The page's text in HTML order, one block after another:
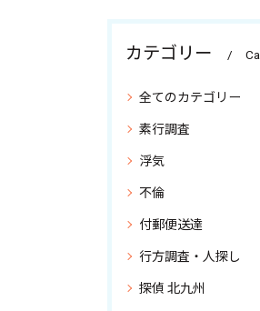
カテゴリー
全てのカテゴリー
素行調査
浮気
不倫
付郵便送達
行方調査・人探し
探偵 北九州